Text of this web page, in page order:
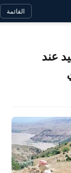
القائمة
عند